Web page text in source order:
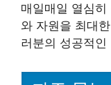
매일매일 열심
와 자원을 최대
러분의 성공적